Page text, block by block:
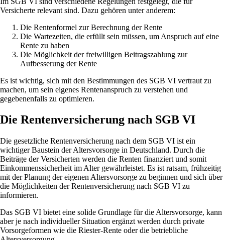
Versicherte relevant sind. Dazu gehören unter anderem:
Die Rentenformel zur Berechnung der Rente
Die Wartezeiten, die erfüllt sein müssen, um Anspruch auf eine
Rente zu haben
Die Möglichkeit der freiwilligen Beitragszahlung zur
Aufbesserung der Rente
Es ist wichtig, sich mit den Bestimmungen des SGB VI vertraut zu
machen, um sein eigenes Rentenanspruch zu verstehen und
gegebenenfalls zu optimieren.
Die Rentenversicherung nach SGB VI
Die gesetzliche Rentenversicherung nach dem SGB VI ist ein
wichtiger Baustein der Altersvorsorge in Deutschland. Durch die
Beiträge der Versicherten werden die Renten finanziert und somit
Einkommenssicherheit im Alter gewährleistet. Es ist ratsam, frühzeitig
mit der Planung der eigenen Altersvorsorge zu beginnen und sich über
die Möglichkeiten der Rentenversicherung nach SGB VI zu
informieren.
Das SGB VI bietet eine solide Grundlage für die Altersvorsorge, kann
aber je nach individueller Situation ergänzt werden durch private
Vorsorgeformen wie die Riester-Rente oder die betriebliche